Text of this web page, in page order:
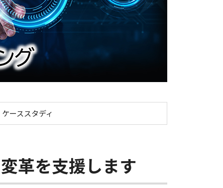
コンサルティング｜SCM｜キヤノンITソリューショ
ケーススタディ
革を支援します